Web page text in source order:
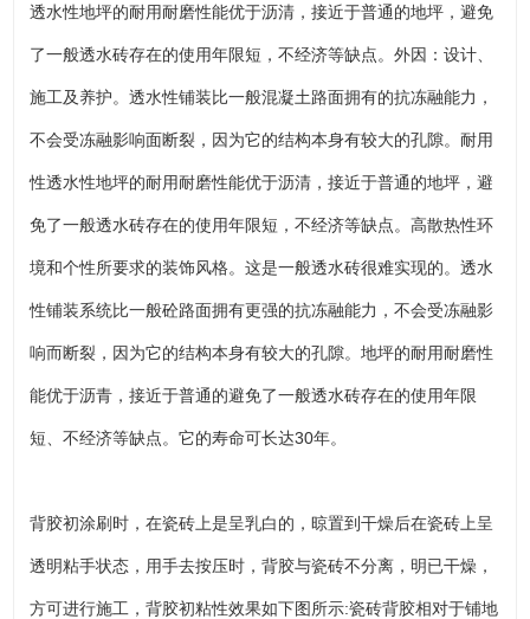
透水性地坪的耐用耐磨性能优于沥清，接近于普通的地坪，避免
了一般透水砖存在的使用年限短，不经济等缺点。外因：设计、
施工及养护。透水性铺装比一般混凝土路面拥有的抗冻融能力，
不会受冻融影响面断裂，因为它的结构本身有较大的孔隙。耐用
性透水性地坪的耐用耐磨性能优于沥清，接近于普通的地坪，避
免了一般透水砖存在的使用年限短，不经济等缺点。高散热性环
境和个性所要求的装饰风格。这是一般透水砖很难实现的。透水
性铺装系统比一般砼路面拥有更强的抗冻融能力，不会受冻融影
响而断裂，因为它的结构本身有较大的孔隙。地坪的耐用耐磨性
能优于沥青，接近于普通的避免了一般透水砖存在的使用年限
短、不经济等缺点。它的寿命可长达30年。
背胶初涂刷时，在瓷砖上是呈乳白的，晾置到干燥后在瓷砖上呈
透明粘手状态，用手去按压时，背胶与瓷砖不分离，明已干燥，
方可进行施工，背胶初粘性效果如下图所示:瓷砖背胶相对于铺地